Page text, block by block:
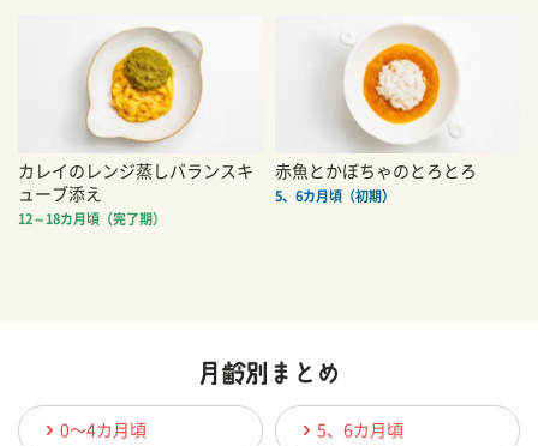
カレイのレンジ蒸しバランスキ
ューブ添え
12～18カ月頃（完了期）
赤魚とかぼちゃのとろとろ
5、6カ月頃（初期）
0〜4カ月頃 5、6カ月頃